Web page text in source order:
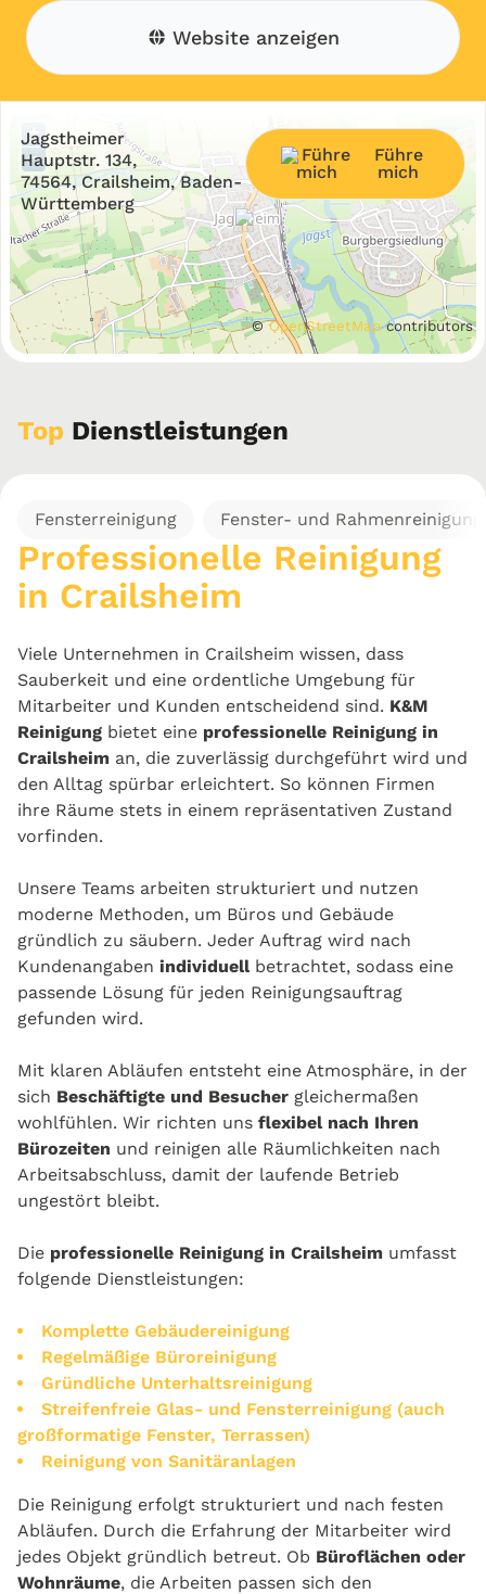
Website anzeigen
+
−
©OpenStreetMapcontributors
Jagstheimer
Hauptstr. 134,
74564, Crailsheim, Baden-
Württemberg
Führe
mich
Top Dienstleistungen
Fensterreinigung Fenster- und Rahmenreinigung
Professionelle Reinigung
in Crailsheim
Viele Unternehmen in Crailsheim wissen, dass
Sauberkeit und eine ordentliche Umgebung für
Mitarbeiter und Kunden entscheidend sind. K&M
Reinigung bietet eine professionelle Reinigung in
Crailsheim an, die zuverlässig durchgeführt wird und
den Alltag spürbar erleichtert. So können Firmen
ihre Räume stets in einem repräsentativen Zustand
vorfinden.
Unsere Teams arbeiten strukturiert und nutzen
moderne Methoden, um Büros und Gebäude
gründlich zu säubern. Jeder Auftrag wird nach
Kundenangaben individuell betrachtet, sodass eine
passende Lösung für jeden Reinigungsauftrag
gefunden wird.
Mit klaren Abläufen entsteht eine Atmosphäre, in der
sich Beschäftigte und Besucher gleichermaßen
wohlfühlen. Wir richten uns flexibel nach Ihren
Bürozeiten und reinigen alle Räumlichkeiten nach
Arbeitsabschluss, damit der laufende Betrieb
ungestört bleibt.
Die professionelle Reinigung in Crailsheim umfasst
folgende Dienstleistungen:
Komplette Gebäudereinigung
Regelmäßige Büroreinigung
Gründliche Unterhaltsreinigung
Streifenfreie Glas- und Fensterreinigung (auch
großformatige Fenster, Terrassen)
Reinigung von Sanitäranlagen
Die Reinigung erfolgt strukturiert und nach festen
Abläufen. Durch die Erfahrung der Mitarbeiter wird
jedes Objekt gründlich betreut. Ob Büroflächen oder
Wohnräume, die Arbeiten passen sich den